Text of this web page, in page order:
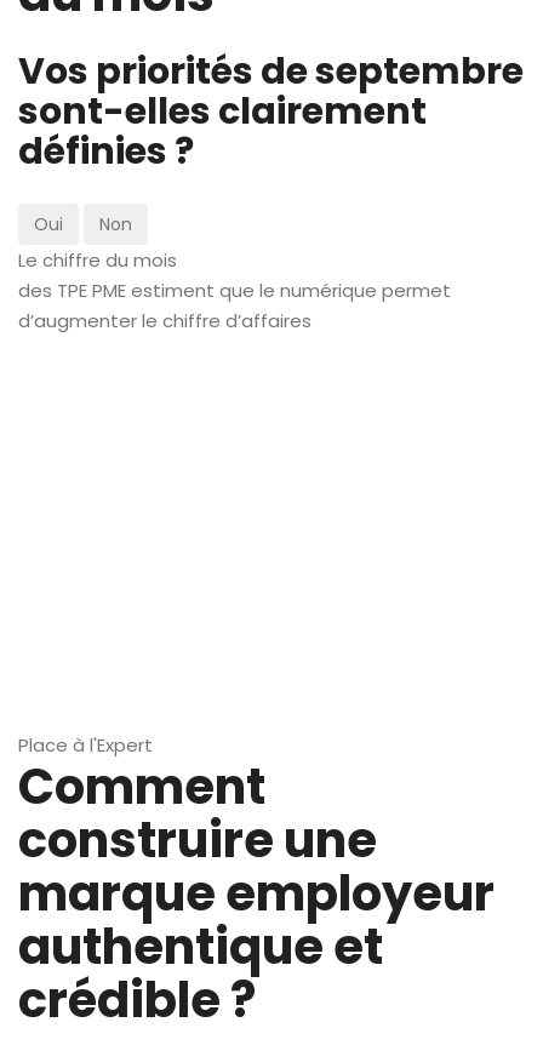
Vos priorités de septembre
sont-elles clairement
définies ?
Oui Non
Le chiffre du mois
des TPE PME estiment que le numérique permet
d’augmenter le chiffre d’affaires
Place à l'Expert
Comment
construire une
marque employeur
authentique et
crédible ?